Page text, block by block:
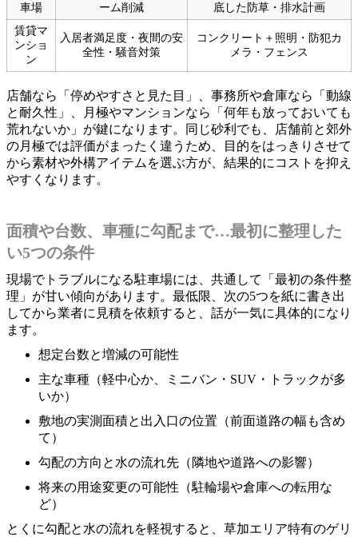
車場
ーム削減
底した防草・排水計画
賃貸マ
ンショ
ン
入居者満足度・夜間の安
全性・騒音対策
コンクリート＋照明・防犯カ
メラ・フェンス
店舗なら「停めやすさと見た目」、事務所や倉庫なら「動線
と耐久性」、月極やマンションなら「何年も放っておいても
荒れないか」が鍵になります。同じ砂利でも、店舗前と郊外
の月極では評価がまったく違うため、目的をはっきりさせて
から素材や外構アイテムを選ぶ方が、結果的にコストを抑え
やすくなります。
面積や台数、車種に勾配まで…最初に整理した
い5つの条件
現場でトラブルになる駐車場には、共通して「最初の条件整
理」が甘い傾向があります。最低限、次の5つを紙に書き出
してから業者に見積を依頼すると、話が一気に具体的になり
ます。
想定台数と増減の可能性
主な車種（軽中心か、ミニバン・SUV・トラックが多
いか）
敷地の実測面積と出入口の位置（前面道路の幅も含め
て）
勾配の方向と水の流れ先（隣地や道路への影響）
将来の用途変更の可能性（駐輪場や倉庫への転用な
ど）
とくに勾配と水の流れを軽視すると、草加エリア特有のゲリ